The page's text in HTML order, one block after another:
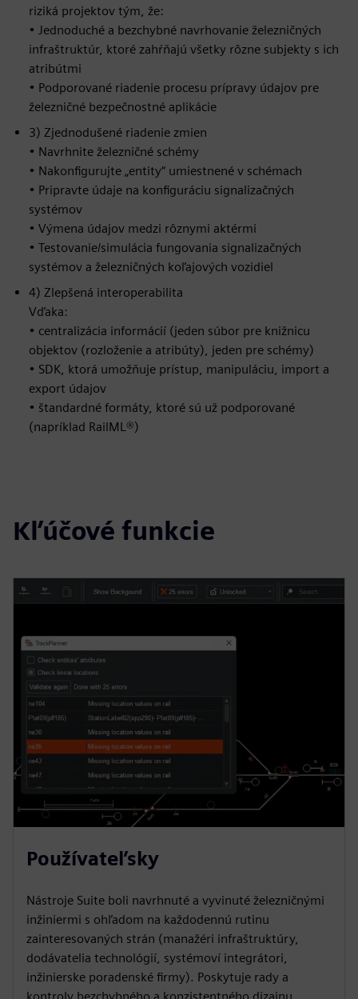
riziká projektov tým, že:
• Jednoduché a bezchybné navrhovanie železničných
infraštruktúr, ktoré zahŕňajú všetky rôzne subjekty s ich
atribútmi
• Podporované riadenie procesu prípravy údajov pre
železničné bezpečnostné aplikácie
3) Zjednodušené riadenie zmien
• Navrhnite železničné schémy
• Nakonfigurujte „entity“ umiestnené v schémach
• Pripravte údaje na konfiguráciu signalizačných
systémov
• Výmena údajov medzi rôznymi aktérmi
• Testovanie/simulácia fungovania signalizačných
systémov a železničných koľajových vozidiel
4) Zlepšená interoperabilita
Vďaka:
• centralizácia informácií (jeden súbor pre knižnicu
objektov (rozloženie a atribúty), jeden pre schémy)
• SDK, ktorá umožňuje prístup, manipuláciu, import a
export údajov
• štandardné formáty, ktoré sú už podporované
(napríklad RailML®)
Kľúčové funkcie
Používateľsky
Nástroje Suite boli navrhnuté a vyvinuté železničnými
inžiniermi s ohľadom na každodennú rutinu
zainteresovaných strán (manažéri infraštruktúry,
dodávatelia technológií, systémoví integrátori,
inžinierske poradenské firmy). Poskytuje rady a
kontroly bezchybného a konzistentného dizajnu.